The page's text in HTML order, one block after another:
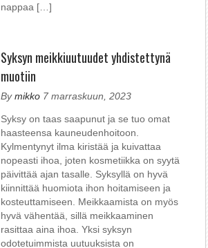
nappaa […]
Syksyn meikkiuutuudet yhdistettynä
muotiin
Bymikko 7 marraskuun, 2023
Syksy on taas saapunut ja se tuo omat
haasteensa kauneudenhoitoon.
Kylmentynyt ilma kiristää ja kuivattaa
nopeasti ihoa, joten kosmetiikka on syytä
päivittää ajan tasalle. Syksyllä on hyvä
kiinnittää huomiota ihon hoitamiseen ja
kosteuttamiseen. Meikkaamista on myös
hyvä vähentää, sillä meikkaaminen
rasittaa aina ihoa. Yksi syksyn
odotetuimmista uutuuksista on